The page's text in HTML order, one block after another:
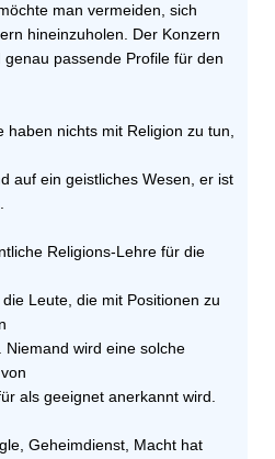
man vermeiden, sich
hineinzuholen. Der Konzern
passende Profile für den
nichts mit Religion zu tun,
auf ein geistliches Wesen, er ist
Religions-Lehre für die
Leute, die mit Positionen zu
wird eine solche
als geeignet anerkannt wird.
Geheimdienst, Macht hat